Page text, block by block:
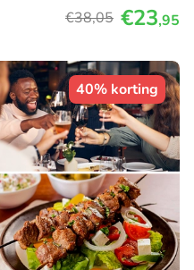
€38,05 €23,95
40% korting